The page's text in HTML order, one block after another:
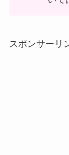
スポンサーリ